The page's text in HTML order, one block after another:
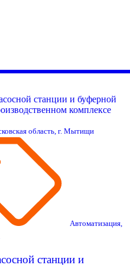
область, г. Мытищи
Автоматизация,
станции и